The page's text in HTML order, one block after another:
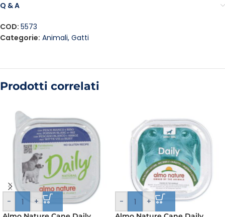
Q & A
COD: 5573
Categorie: Animali, Gatti
Prodotti correlati
- + - +